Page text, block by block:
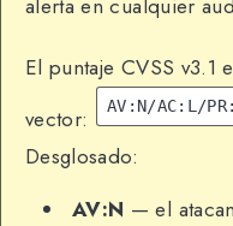
El puntaje CVSS v3.1
vector:
AV:N/AC:L/
Desglosado:
AV:N — el